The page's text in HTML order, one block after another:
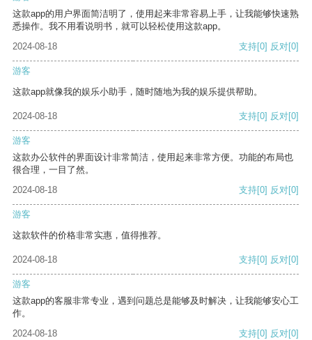
这款app的用户界面简洁明了，使用起来非常容易上手，让我能够快速熟
悉操作。我不用看说明书，就可以轻松使用这款app。
2024-08-18
支持[0] 反对[0]
游客
这款app就像我的娱乐小助手，随时随地为我的娱乐提供帮助。
2024-08-18 支持[0] 反对[0]
游客
这款办公软件的界面设计非常简洁，使用起来非常方便。功能的布局也
很合理，一目了然。
2024-08-18
支持[0] 反对[0]
游客
这款软件的价格非常实惠，值得推荐。
2024-08-18 支持[0] 反对[0]
游客
这款app的客服非常专业，遇到问题总是能够及时解决，让我能够安心工
作。
2024-08-18
支持[0] 反对[0]